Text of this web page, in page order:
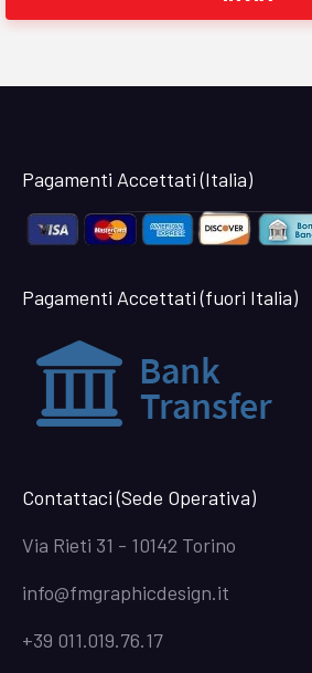
Pagamenti Accettati (Italia)
Pagamenti Accettati (fuori Italia)
Contattaci (Sede Operativa)
Via Rieti 31 - 10142 Torino
info@fmgraphicdesign.it
+39 011.019.76.17